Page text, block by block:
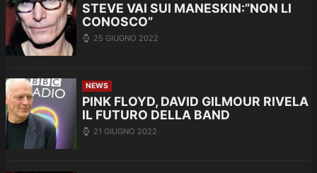
STEVE VAI SUI MANESKIN:”NON LI
CONOSCO”
25 GIUGNO 2022
NEWS
PINK FLOYD, DAVID GILMOUR RIVELA
IL FUTURO DELLA BAND
21 GIUGNO 2022